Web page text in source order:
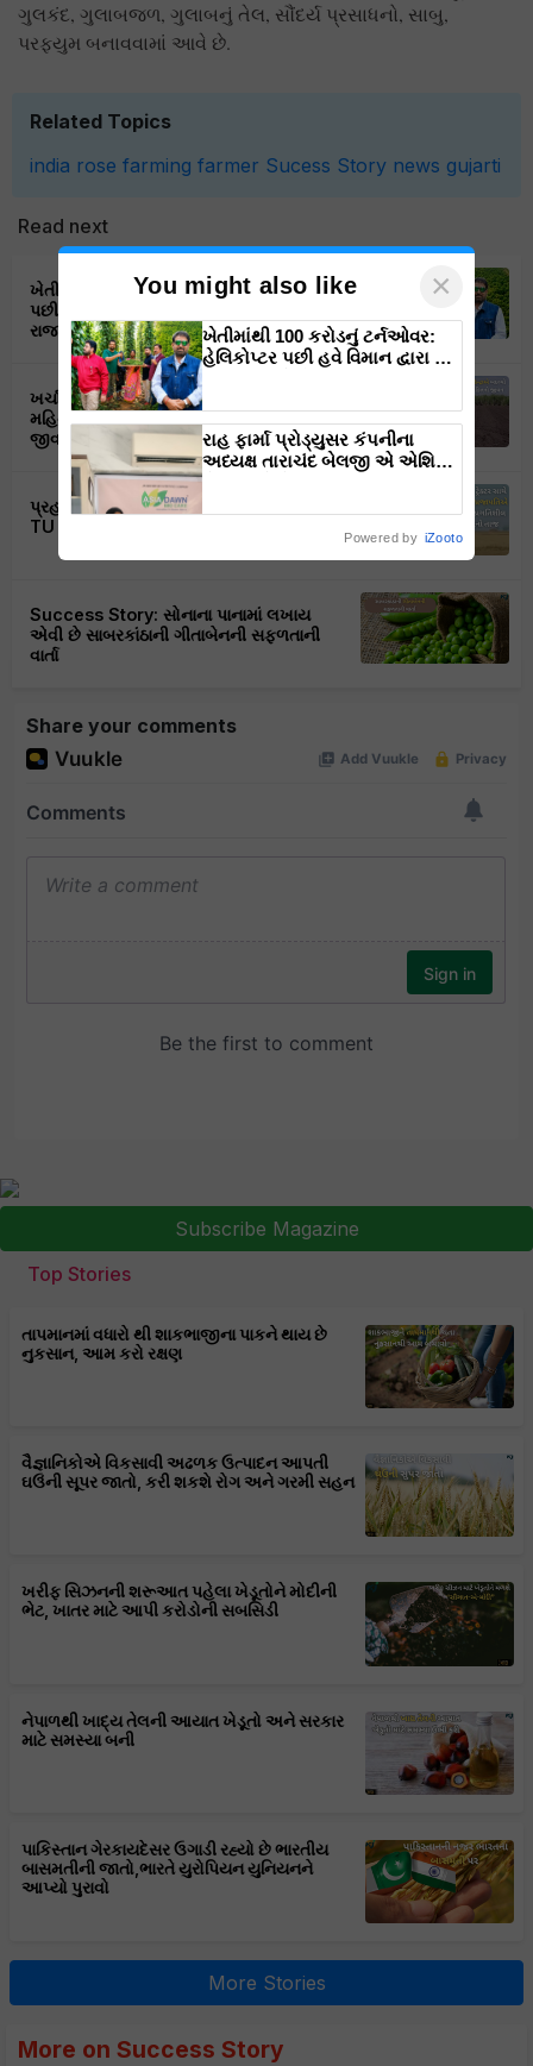
ગુલકંદ, ગુલાબજળ, ગુલાબનું તેલ, સૌંદર્ય પ્રસાધનો, સાબુ,
પરફ્યુમ બનાવવામાં આવે છે.
Related Topics
india rose farming farmer Sucess Story news gujarti
Read next
ખેતીમાંથી 100 કરોડનું ટર્નઓવર: હેલિકોપ્ટર
પછી હવે વિમાન દ્વારા કૃષિ ક્રાંતિ લાવશે ડૉ.
રાજારામ ત્રિપાઠી
ખર્ચા ઘટાડવાથી માંડીને અઢળક ઉત્પાદન સુધી
મહિન્દ્રા નોવો 605 બદલી નાખ્યો અંકિતનો
જીવન
પ્રહલાદ પ્રજાપતિએ સ્પર્શી મહિન્દ્રા 275 DI
TU PP સાથે સફળતાની નવીનતમ ઊંચાઈયો
Success Story: સોનાના પાનામાં લખાય
એવી છે સાબરકાંઠાની ગીતાબેનની સફળતાની
વાર્તા
Share your comments
Subscribe Magazine
Top Stories
તાપમાનમાં વધારો થી શાકભાજીના પાકને થાય છે
નુકસાન, આમ કરો રક્ષણ
વૈજ્ઞાનિકોએ વિકસાવી અઢળક ઉત્પાદન આપતી
ઘઉંની સૂપર જાતો, કરી શકશે રોગ અને ગરમી સહન
ખરીફ સિઝનની શરૂઆત પહેલા ખેડૂતોને મોદીની
ભેટ, ખાતર માટે આપી કરોડોની સબસિડી
નેપાળથી ખાદ્ય તેલની આયાત ખેડૂતો અને સરકાર
માટે સમસ્યા બની
પાકિસ્તાન ગેરકાયદેસર ઉગાડી રહ્યો છે ભારતીય
બાસમતીની જાતો,ભારતે યુરોપિયન યુનિયનને
આપ્યો પુરાવો
More Stories
More on Success Story
You might also like ×
ખેતીમાંથી 100 કરોડનું ટર્નઓવર:
હેલિકોપ્ટર પછી હવે વિમાન દ્વારા કૃષિ
રાહ ફાર્મા પ્રોડ્યુસર કંપનીના
અધ્યક્ષ તારાચંદ બેલજી એ એશિયા
Powered by iZooto